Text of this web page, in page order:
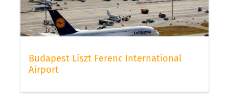
Budapest Liszt Ferenc International
Airport